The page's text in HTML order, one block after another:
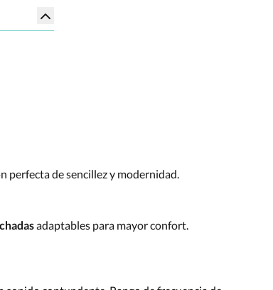
perfecta de sencillez y modernidad.
adaptables para mayor confort.